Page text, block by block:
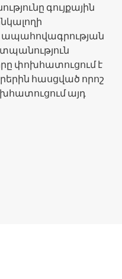
գույքային
փոխհատուցում է
հասցված որոշ
այդ